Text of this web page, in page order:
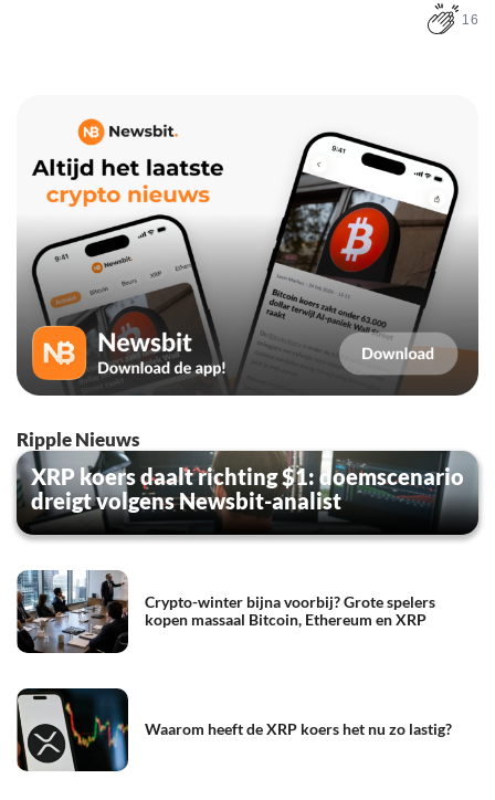
16
Ripple Nieuws
XRP koers daalt richting $1: doemscenario
dreigt volgens Newsbit-analist
Crypto-winter bijna voorbij? Grote spelers
kopen massaal Bitcoin, Ethereum en XRP
Waarom heeft de XRP koers het nu zo lastig?